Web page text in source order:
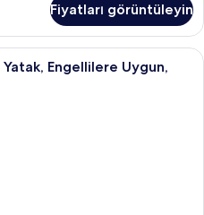
Fiyatları görüntüleyin
Kaliteli yatak takımı, kuştüyü
Engellilere Uygun,